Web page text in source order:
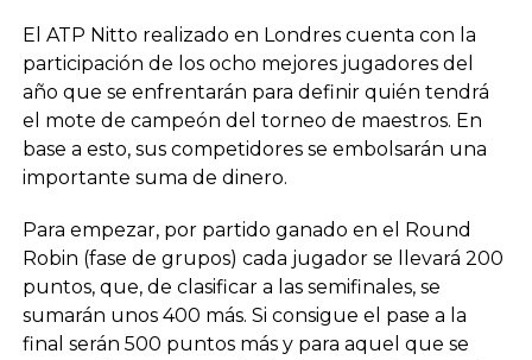
El ATP Nitto realizado en Londres cuenta con la
participación de los ocho mejores jugadores del
año que se enfrentarán para definir quién tendrá
el mote de campeón del torneo de maestros. En
base a esto, sus competidores se embolsarán una
importante suma de dinero.
Para empezar, por partido ganado en el Round
Robin (fase de grupos) cada jugador se llevará 200
puntos, que, de clasificar a las semifinales, se
sumarán unos 400 más. Si consigue el pase a la
final serán 500 puntos más y para aquel que se